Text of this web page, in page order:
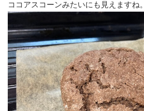
ココアスコーンみたいにも見えますね。